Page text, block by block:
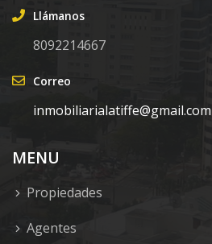
Llámanos
8092214667
Correo
inmobiliarialatiffe@gmail.com
MENU
Propiedades
Agentes